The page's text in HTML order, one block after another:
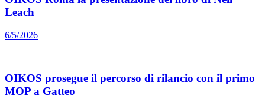
Leach
6/5/2026
OIKOS prosegue il percorso di rilancio con il primo
MOP a Gatteo